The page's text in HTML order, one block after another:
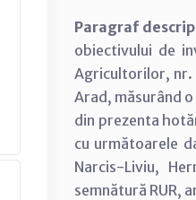
Paragraf
obiectivului de
Agricultorilor, nr.
Arad, măsurând
din prezenta
cu următoarele
Narcis-Liviu,
semnătură RUR,